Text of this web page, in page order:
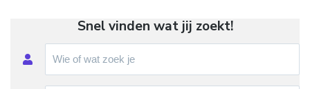
Snel vinden wat jij zoekt!